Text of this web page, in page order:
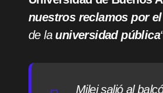
nuestros reclamos por
de launiversidad pública
Milei salió al